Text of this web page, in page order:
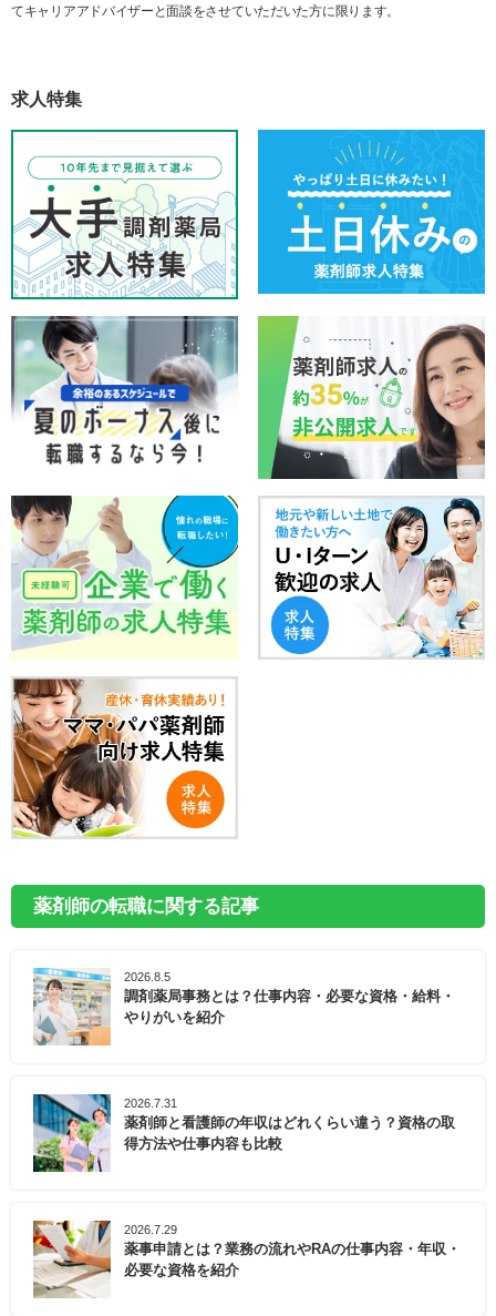
てキャリアアドバイザーと面談をさせていただいた方に限ります。
求人特集
薬剤師の転職に関する記事
2026.8.5
調剤薬局事務とは？仕事内容・必要な資格・給料・
やりがいを紹介
2026.7.31
薬剤師と看護師の年収はどれくらい違う？資格の取
得方法や仕事内容も比較
2026.7.29
薬事申請とは？業務の流れやRAの仕事内容・年収・
必要な資格を紹介